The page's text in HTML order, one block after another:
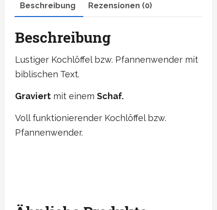
Beschreibung Rezensionen (0)
Beschreibung
Lustiger Kochlöffel bzw. Pfannenwender mit
biblischen Text.
Graviert mit einem Schaf.
Voll funktionierender Kochlöffel bzw.
Pfannenwender.